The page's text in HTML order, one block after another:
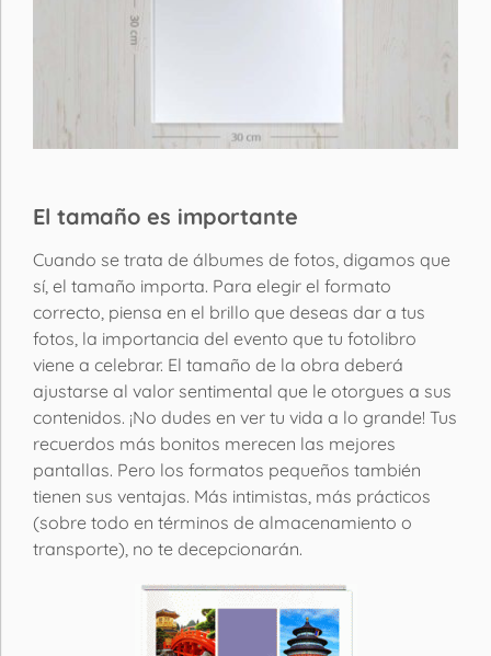
El tamaño es importante
Cuando se trata de álbumes de fotos, digamos que
sí, el tamaño importa. Para elegir el formato
correcto, piensa en el brillo que deseas dar a tus
fotos, la importancia del evento que tu fotolibro
viene a celebrar. El tamaño de la obra deberá
ajustarse al valor sentimental que le otorgues a sus
contenidos. ¡No dudes en ver tu vida a lo grande! Tus
recuerdos más bonitos merecen las mejores
pantallas. Pero los formatos pequeños también
tienen sus ventajas. Más intimistas, más prácticos
(sobre todo en términos de almacenamiento o
transporte), no te decepcionarán.